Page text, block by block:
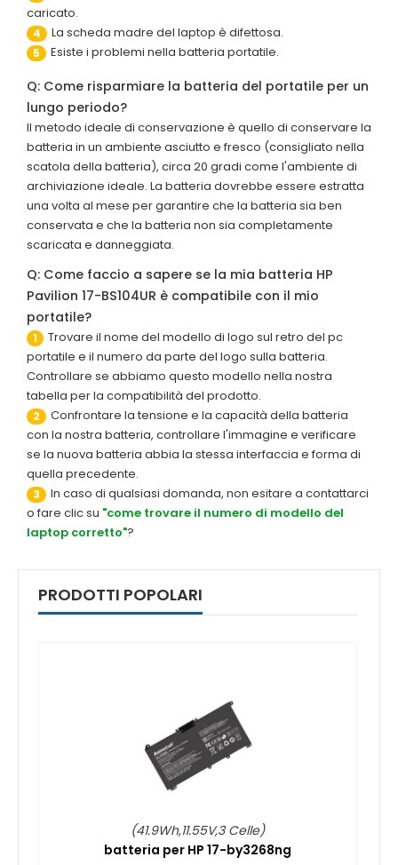
caricato.
4 La scheda madre del laptop è difettosa.
5 Esiste i problemi nella batteria portatile.
Q: Come risparmiare la batteria del portatile per un
lungo periodo?
Il metodo ideale di conservazione è quello di conservare la
batteria in un ambiente asciutto e fresco (consigliato nella
scatola della batteria), circa 20 gradi come l'ambiente di
archiviazione ideale. La batteria dovrebbe essere estratta
una volta al mese per garantire che la batteria sia ben
conservata e che la batteria non sia completamente
scaricata e danneggiata.
Q: Come faccio a sapere se la mia batteria HP
Pavilion 17-BS104UR è compatibile con il mio
portatile?
1
Trovare il nome del modello di logo sul retro del pc
portatile e il numero da parte del logo sulla batteria.
Controllare se abbiamo questo modello nella nostra
tabella per la compatibilità del prodotto.
2
Confrontare la tensione e la capacità della batteria
con la nostra batteria, controllare l'immagine e verificare
se la nuova batteria abbia la stessa interfaccia e forma di
quella precedente.
3
In caso di qualsiasi domanda, non esitare a contattarci
o fare clic su "come trovare il numero di modello del
laptop corretto"?
PRODOTTI POPOLARI
(41.9Wh,11.55V,3 Celle)
batteria per HP 17-by3268ng